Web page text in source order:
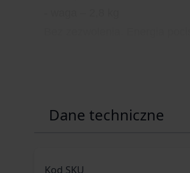
Dane techniczne
Kod SKU